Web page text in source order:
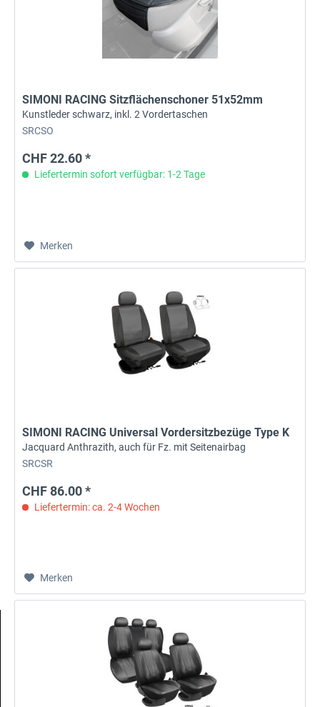
SIMONI RACING Sitzflächenschoner 51x52mm
Kunstleder schwarz, inkl. 2 Vordertaschen
SRCSO
CHF 22.60 *
Liefertermin sofort verfügbar: 1-2 Tage
Merken
SIMONI RACING Universal Vordersitzbezüge Type K
Jacquard Anthrazith, auch für Fz. mit Seitenairbag
SRCSR
CHF 86.00 *
Liefertermin: ca. 2-4 Wochen
Merken